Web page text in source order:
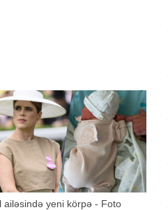
ailəsində yeni körpə - Foto